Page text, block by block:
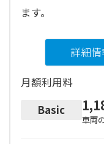
ます。
詳細情
月額利用料
Basic
車両